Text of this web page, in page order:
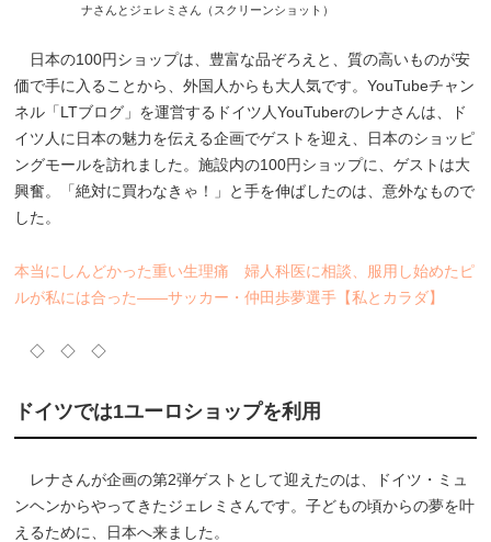
ナさんとジェレミさん（スクリーンショット）
日本の100円ショップは、豊富な品ぞろえと、質の高いものが安
価で手に入ることから、外国人からも大人気です。YouTubeチャン
ネル「LTブログ」を運営するドイツ人YouTuberのレナさんは、ド
イツ人に日本の魅力を伝える企画でゲストを迎え、日本のショッピ
ングモールを訪れました。施設内の100円ショップに、ゲストは大
興奮。「絶対に買わなきゃ！」と手を伸ばしたのは、意外なもので
した。
本当にしんどかった重い生理痛 婦人科医に相談、服用し始めたピ
ルが私には合った――サッカー・仲田歩夢選手【私とカラダ】
◇ ◇ ◇
ドイツでは1ユーロショップを利用
レナさんが企画の第2弾ゲストとして迎えたのは、ドイツ・ミュ
ンヘンからやってきたジェレミさんです。子どもの頃からの夢を叶
えるために、日本へ来ました。